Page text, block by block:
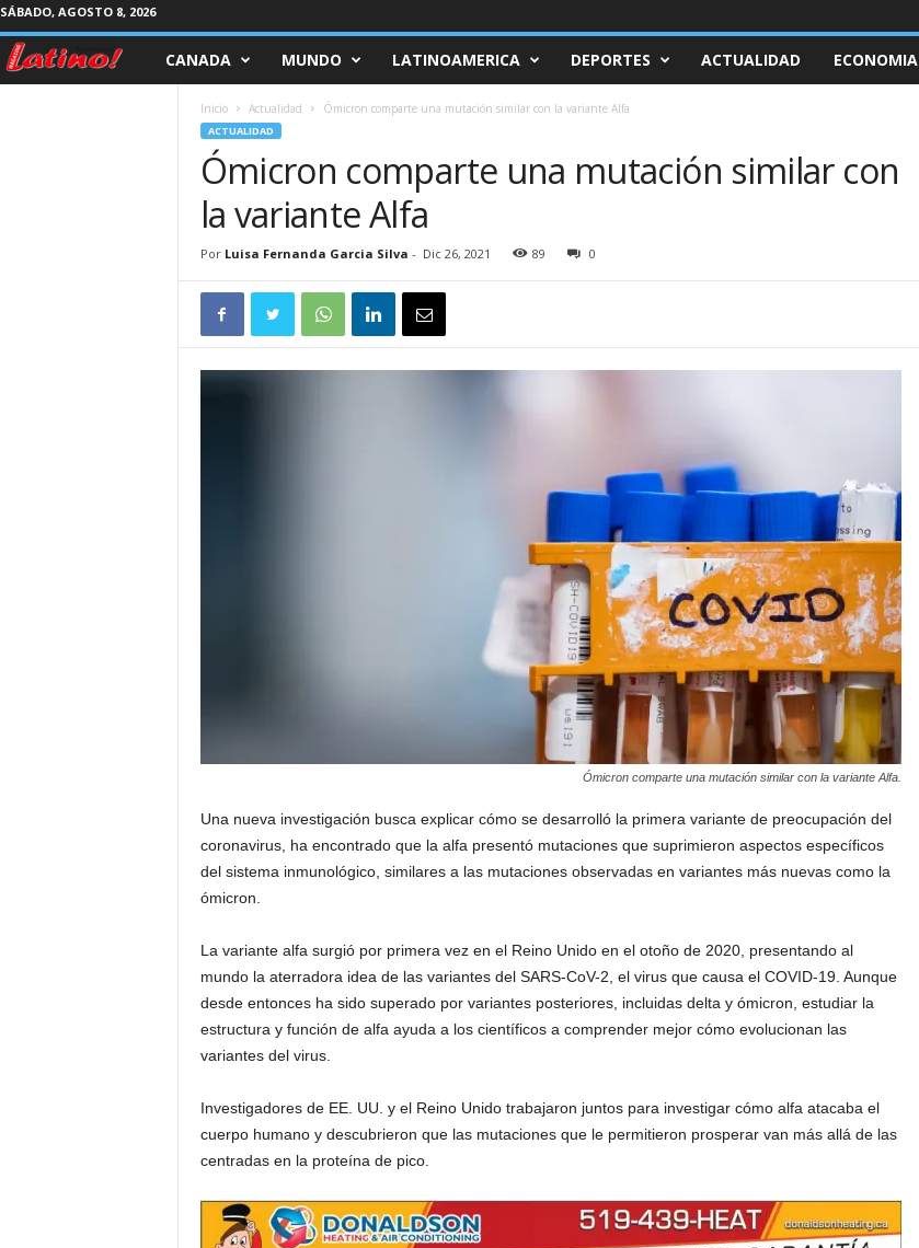
SÁBADO, AGOSTO 8, 2026
CANADA MUNDO LATINOAMERICA DEPORTES ACTUALIDAD ECONOMIA
Inicio Actualidad Ómicron comparte una mutación similar con la variante Alfa
ACTUALIDAD
Ómicron comparte una mutación similar con
la variante Alfa
Por Luisa Fernanda Garcia Silva - Dic 26, 2021 89 0
Ómicron comparte una mutación similar con la variante Alfa.
Una nueva investigación busca explicar cómo se desarrolló la primera variante de preocupación del
coronavirus, ha encontrado que la alfa presentó mutaciones que suprimieron aspectos específicos
del sistema inmunológico, similares a las mutaciones observadas en variantes más nuevas como la
ómicron.
La variante alfa surgió por primera vez en el Reino Unido en el otoño de 2020, presentando al
mundo la aterradora idea de las variantes del SARS-CoV-2, el virus que causa el COVID-19. Aunque
desde entonces ha sido superado por variantes posteriores, incluidas delta y ómicron, estudiar la
estructura y función de alfa ayuda a los científicos a comprender mejor cómo evolucionan las
variantes del virus.
Investigadores de EE. UU. y el Reino Unido trabajaron juntos para investigar cómo alfa atacaba el
cuerpo humano y descubrieron que las mutaciones que le permitieron prosperar van más allá de las
centradas en la proteína de pico.